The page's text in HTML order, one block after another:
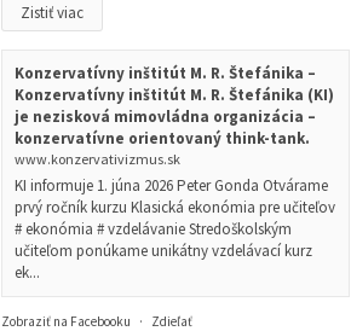
Zistiť viac
Konzervatívny inštitút M. R. Štefánika –
Konzervatívny inštitút M. R. Štefánika (KI)
je nezisková mimovládna organizácia –
konzervatívne orientovaný think-tank.
www.konzervativizmus.sk
KI informuje 1. júna 2026 Peter Gonda Otvárame
prvý ročník kurzu Klasická ekonómia pre učiteľov
# ekonómia # vzdelávanie Stredoškolským
učiteľom ponúkame unikátny vzdelávací kurz
ek...
Zobraziť na Facebooku · Zdieľať